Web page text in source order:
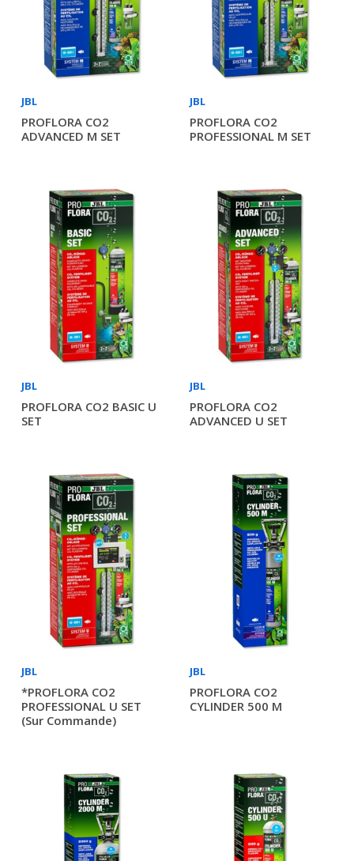
JBL
PROFLORA CO2
ADVANCED M SET
JBL
PROFLORA CO2
PROFESSIONAL M SET
JBL
PROFLORA CO2 BASIC U
SET
JBL
PROFLORA CO2
ADVANCED U SET
JBL
*PROFLORA CO2
PROFESSIONAL U SET
(sur Commande)
JBL
PROFLORA CO2
CYLINDER 500 M